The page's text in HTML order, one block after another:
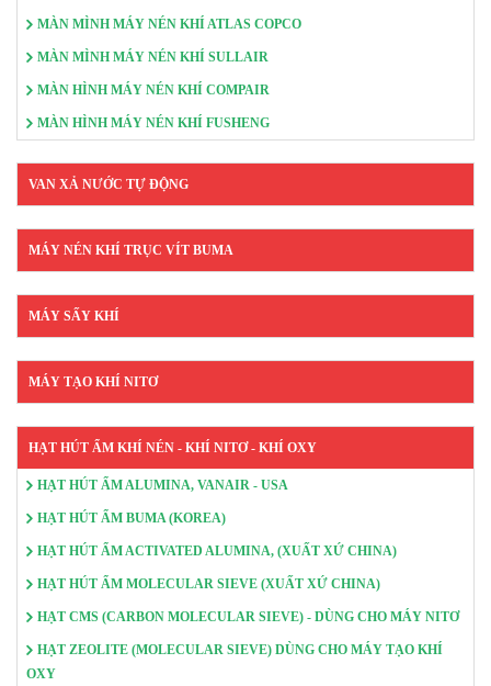
MÀN MÌNH MÁY NÉN KHÍ ATLAS COPCO
MÀN MÌNH MÁY NÉN KHÍ SULLAIR
MÀN HÌNH MÁY NÉN KHÍ COMPAIR
MÀN HÌNH MÁY NÉN KHÍ FUSHENG
VAN XẢ NƯỚC TỰ ĐỘNG
MÁY NÉN KHÍ TRỤC VÍT BUMA
MÁY SẤY KHÍ
MÁY TẠO KHÍ NITƠ
HẠT HÚT ẨM KHÍ NÉN - KHÍ NITƠ - KHÍ OXY
HẠT HÚT ẨM ALUMINA, VANAIR - USA
HẠT HÚT ẨM BUMA (KOREA)
HẠT HÚT ẨM ACTIVATED ALUMINA, (XUẤT XỨ CHINA)
HẠT HÚT ẨM MOLECULAR SIEVE (XUẤT XỨ CHINA)
HẠT CMS (CARBON MOLECULAR SIEVE) - DÙNG CHO MÁY NITƠ
HẠT ZEOLITE (MOLECULAR SIEVE) DÙNG CHO MÁY TẠO KHÍ
OXY